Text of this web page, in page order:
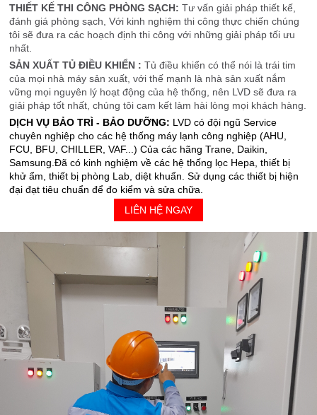
THIẾT KẾ THI CÔNG PHÒNG SẠCH:Tư vấn giải pháp thiết kế,
đánh giá phòng sạch, Với kinh nghiệm thi công thực chiến chúng
tôi sẽ đưa ra các hoạch định thi công với những giải pháp tối ưu
nhất.
SẢN XUẤT TỦ ĐIỀU KHIỂN :Tủ điều khiển có thể nói là trái tim
của mọi nhà máy sản xuất, với thế mạnh là nhà sản xuất nắm
vững mọi nguyên lý hoạt động của hệ thống, nên LVD sẽ đưa ra
giải pháp tốt nhất, chúng tôi cam kết làm hài lòng mọi khách hàng.
DỊCH VỤ BẢO TRÌ - BẢO DƯỠNG: LVD có đội ngũ Service
chuyên nghiệp cho các hệ thống máy lạnh công nghiệp (AHU,
FCU, BFU, CHILLER, VAF...) Của các hãng Trane, Daikin,
Samsung.Đã có kinh nghiệm về các hệ thống lọc Hepa, thiết bị
khử ẩm, thiết bị phòng Lab, diệt khuẩn. Sử dụng các thiết bị hiện
đại đạt tiêu chuẩn để đo kiểm và sửa chữa.
LIÊN HỆ NGAY